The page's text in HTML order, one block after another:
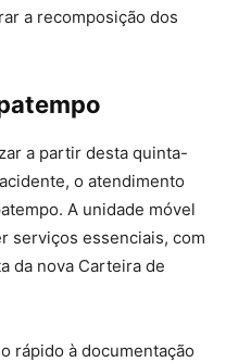
a recomposição dos
a partir desta quinta-
o atendimento
A unidade móvel
serviços essenciais, com
da nova Carteira de
rápido à documentação